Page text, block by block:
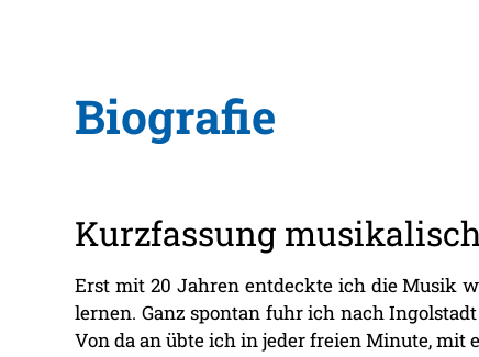
Biografie
Kurzfassung
Erst mit 20 Jahren entdeckte ich die Musik
lernen. Ganz spontan fuhr ich nach
Von da an übte ich in jeder freien Minute, mit